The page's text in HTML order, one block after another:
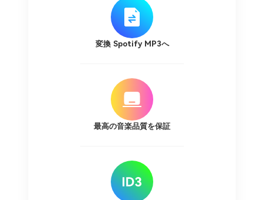
変換 Spotify MP3へ
最高の音楽品質を保証